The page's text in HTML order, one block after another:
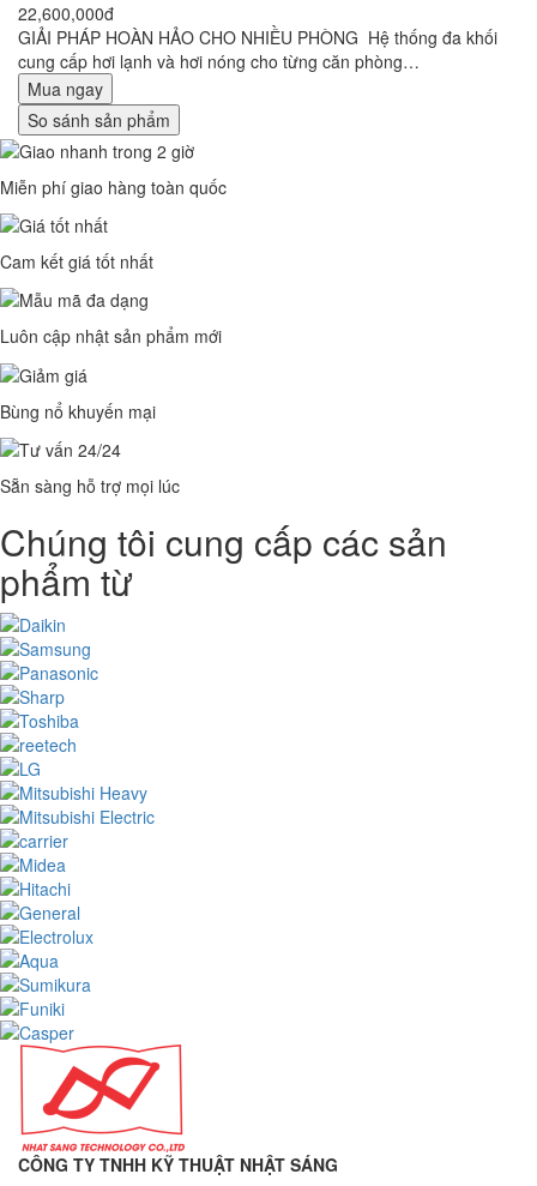
22,600,000đ
GIẢI PHÁP HOÀN HẢO CHO NHIỀU PHÒNG Hệ thống đa khối
cung cấp hơi lạnh và hơi nóng cho từng căn phòng…
Mua ngay
So sánh sản phẩm
Miễn phí giao hàng toàn quốc
Cam kết giá tốt nhất
Luôn cập nhật sản phẩm mới
Bùng nổ khuyến mại
Sẵn sàng hỗ trợ mọi lúc
Chúng tôi cung cấp các sản
phẩm từ
CÔNG TY TNHH KỸ THUẬT NHẬT SÁNG